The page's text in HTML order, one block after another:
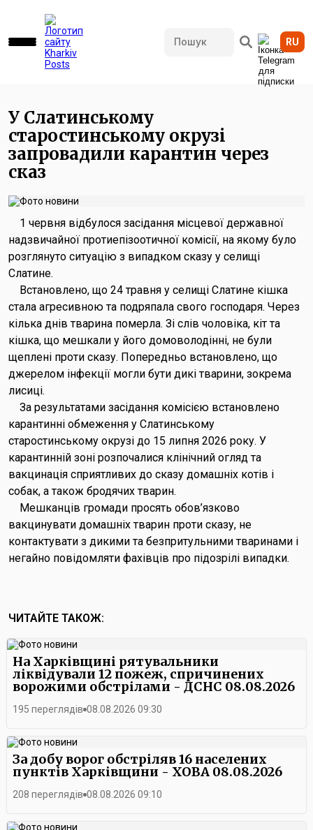
RU
585 переглядів • 02.06.2026 11:13
У Слатинському
старостинському окрузі
запровадили карантин через
сказ
1 червня відбулося засідання місцевої державної
надзвичайної протиепізоотичної комісії, на якому було
розглянуто ситуацію з випадком сказу у селищі
Слатине.
Встановлено, що 24 травня у селищі Слатине кішка
стала агресивною та подряпала свого господаря. Через
кілька днів тварина померла. Зі слів чоловіка, кіт та
кішка, що мешкали у його домоволодінні, не були
щеплені проти сказу. Попередньо встановлено, що
джерелом інфекції могли бути дикі тварини, зокрема
лисиці.
За результатами засідання комісією встановлено
карантинні обмеження у Слатинському
старостинському окрузі до 15 липня 2026 року. У
карантинній зоні розпочалися клінічний огляд та
вакцинація сприятливих до сказу домашніх котів і
собак, а також бродячих тварин.
Мешканців громади просять обов’язково
вакцинувати домашніх тварин проти сказу, не
контактувати з дикими та безпритульними тваринами і
негайно повідомляти фахівців про підозрілі випадки.
ЧИТАЙТЕ ТАКОЖ:
На Харківщині рятувальники
ліквідували 12 пожеж, спричинених
ворожими обстрілами - ДСНС 08.08.2026
195 переглядів 08.08.2026 09:30
За добу ворог обстріляв 16 населених
пунктів Харківщини - ХОВА 08.08.2026
208 переглядів 08.08.2026 09:10